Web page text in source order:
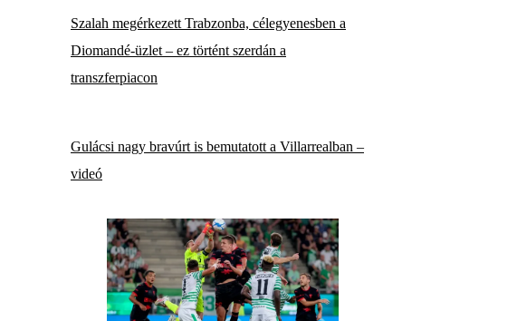
Szalah megérkezett Trabzonba, célegyenesben a
Diomandé-üzlet – ez történt szerdán a
transzferpiacon
Gulácsi nagy bravúrt is bemutatott a Villarrealban –
videó